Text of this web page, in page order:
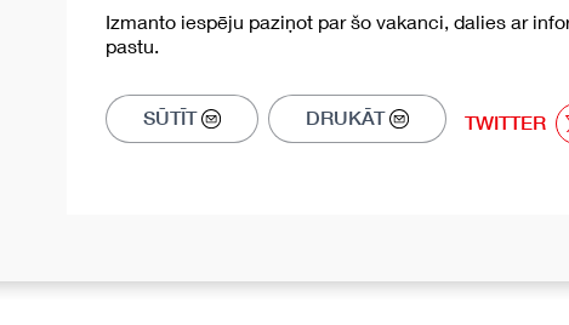
Izmanto iespēju paziņot par šo vakanci, dalies ar
pastu.
SŪTĪT DRUKĀT TWITTER